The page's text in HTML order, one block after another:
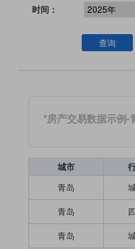
时间：
查询
*房产交易数据示例-
城市
青岛
青岛
青岛